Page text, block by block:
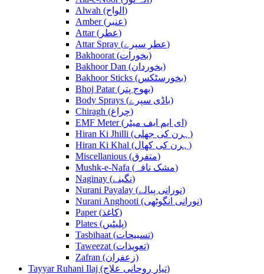
Alwah (الواح)
Amber (عنبر)
Attar (عطر)
Attar Spray (عطر سپرے)
Bakhoorat (بخورات)
Bakhoor Dan (بخوردان)
Bakhoor Sticks (بخورسٹکس)
Bhoj Patar (بھوج پتر)
Body Sprays (باڈی سپرے)
Chiragh (چراغ)
EMF Meter (ای ایم ایف میٹر)
Hiran Ki Jhilli (ہرن کی جھلی)
Hiran Ki Khal (ہرن کی کھال)
Miscellanious (متفرق)
Mushk-e-Nafa (مشک نافہ)
Naginay (نگینے)
Nurani Payalay (نورانی پیالے)
Nurani Anghooti (نورانی انگوٹھی)
Paper (کاغذ)
Plates (پلیٹیں)
Tasbihaat (تسبیحات)
Taweezat (تعویذات)
Zafran (زعفران)
Tayyar Ruhani Ilaj (تیار روحانی علاج)